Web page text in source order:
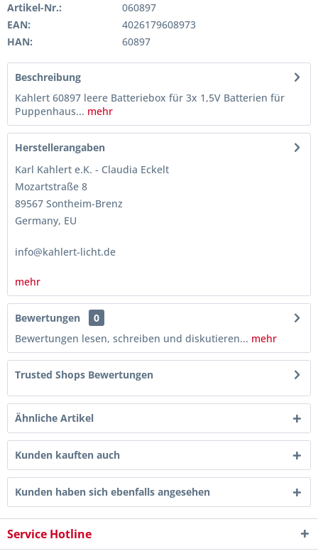
Artikel-Nr.:
060897
EAN:
4026179608973
HAN:
60897
Beschreibung
Kahlert 60897 leere Batteriebox für 3x 1,5V Batterien für
Puppenhaus... mehr
Herstellerangaben
Karl Kahlert e.K. - Claudia Eckelt
Mozartstraße 8
89567 Sontheim-Brenz
Germany, EU
info@kahlert-licht.de
mehr
Bewertungen
0
Bewertungen lesen, schreiben und diskutieren... mehr
Trusted Shops Bewertungen
Ähnliche Artikel
Kunden kauften auch
Kunden haben sich ebenfalls angesehen
Service Hotline